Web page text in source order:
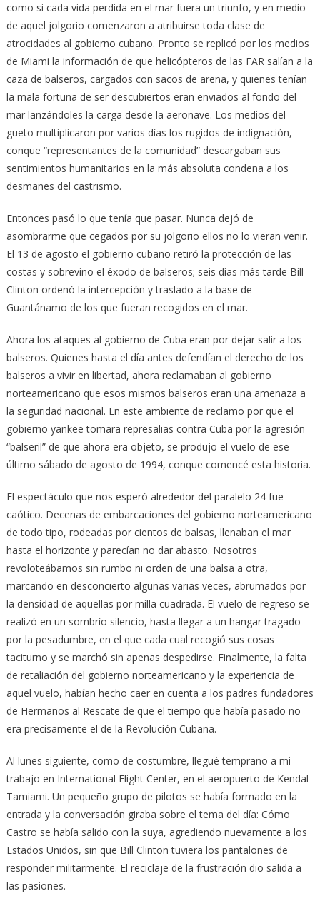
como si cada vida perdida en el mar fuera un triunfo, y en medio
de aquel jolgorio comenzaron a atribuirse toda clase de
atrocidades al gobierno cubano. Pronto se replicó por los medios
de Miami la información de que helicópteros de las FAR salían a la
caza de balseros, cargados con sacos de arena, y quienes tenían
la mala fortuna de ser descubiertos eran enviados al fondo del
mar lanzándoles la carga desde la aeronave. Los medios del
gueto multiplicaron por varios días los rugidos de indignación,
conque “representantes de la comunidad” descargaban sus
sentimientos humanitarios en la más absoluta condena a los
desmanes del castrismo.
Entonces pasó lo que tenía que pasar. Nunca dejó de
asombrarme que cegados por su jolgorio ellos no lo vieran venir.
El 13 de agosto el gobierno cubano retiró la protección de las
costas y sobrevino el éxodo de balseros; seis días más tarde Bill
Clinton ordenó la intercepción y traslado a la base de
Guantánamo de los que fueran recogidos en el mar.
Ahora los ataques al gobierno de Cuba eran por dejar salir a los
balseros. Quienes hasta el día antes defendían el derecho de los
balseros a vivir en libertad, ahora reclamaban al gobierno
norteamericano que esos mismos balseros eran una amenaza a
la seguridad nacional. En este ambiente de reclamo por que el
gobierno yankee tomara represalias contra Cuba por la agresión
“balseril” de que ahora era objeto, se produjo el vuelo de ese
último sábado de agosto de 1994, conque comencé esta historia.
El espectáculo que nos esperó alrededor del paralelo 24 fue
caótico. Decenas de embarcaciones del gobierno norteamericano
de todo tipo, rodeadas por cientos de balsas, llenaban el mar
hasta el horizonte y parecían no dar abasto. Nosotros
revoloteábamos sin rumbo ni orden de una balsa a otra,
marcando en desconcierto algunas varias veces, abrumados por
la densidad de aquellas por milla cuadrada. El vuelo de regreso se
realizó en un sombrío silencio, hasta llegar a un hangar tragado
por la pesadumbre, en el que cada cual recogió sus cosas
taciturno y se marchó sin apenas despedirse. Finalmente, la falta
de retaliación del gobierno norteamericano y la experiencia de
aquel vuelo, habían hecho caer en cuenta a los padres fundadores
de Hermanos al Rescate de que el tiempo que había pasado no
era precisamente el de la Revolución Cubana.
Al lunes siguiente, como de costumbre, llegué temprano a mi
trabajo en International Flight Center, en el aeropuerto de Kendal
Tamiami. Un pequeño grupo de pilotos se había formado en la
entrada y la conversación giraba sobre el tema del día: Cómo
Castro se había salido con la suya, agrediendo nuevamente a los
Estados Unidos, sin que Bill Clinton tuviera los pantalones de
responder militarmente. El reciclaje de la frustración dio salida a
las pasiones.